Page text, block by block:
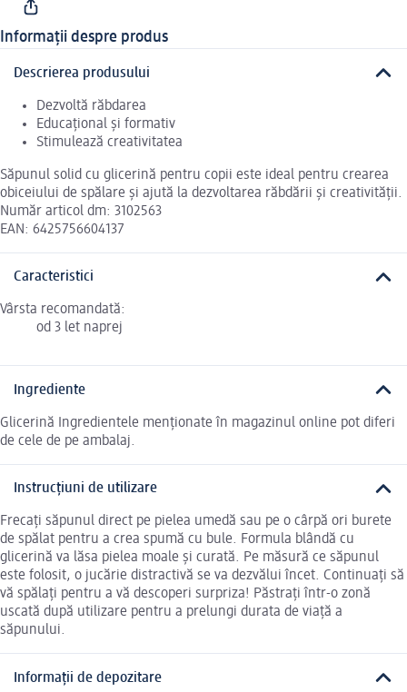
Informații despre produs
Descrierea produsului
Dezvoltă răbdarea
Educațional și formativ
Stimulează creativitatea
Săpunul solid cu glicerină pentru copii este ideal pentru crearea
obiceiului de spălare și ajută la dezvoltarea răbdării și creativității.
Număr articol dm: 3102563
EAN: 6425756604137
Caracteristici
Vârsta recomandată:
od 3 let naprej
Ingrediente
Glicerină Ingredientele menționate în magazinul online pot diferi
de cele de pe ambalaj.
Instrucțiuni de utilizare
Frecați săpunul direct pe pielea umedă sau pe o cârpă ori burete
de spălat pentru a crea spumă cu bule. Formula blândă cu
glicerină va lăsa pielea moale și curată. Pe măsură ce săpunul
este folosit, o jucărie distractivă se va dezvălui încet. Continuați să
vă spălați pentru a vă descoperi surpriza! Păstrați într-o zonă
uscată după utilizare pentru a prelungi durata de viață a
săpunului.
Informații de depozitare